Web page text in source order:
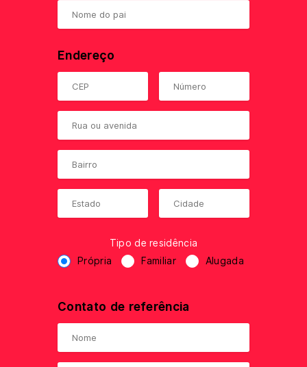
Endereço
Tipo de residência
Própria
Familiar Alugada
Contato de referência